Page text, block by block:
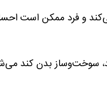
و فرد ممکن است
سوخت‌وساز بدن کند